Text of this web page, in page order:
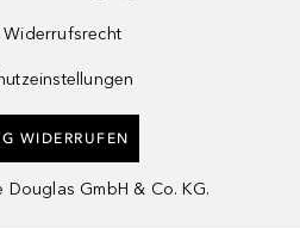
Widerrufsrecht
WIDERRUFEN
Douglas GmbH & Co. KG.